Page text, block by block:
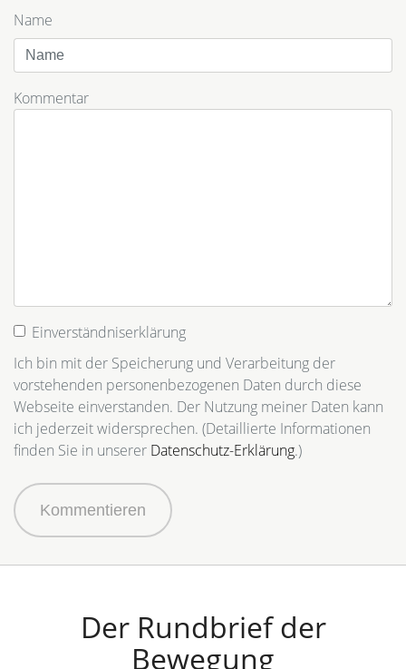
Name
Kommentar
Einverständniserklärung
Ich bin mit der Speicherung und Verarbeitung der
vorstehenden personenbezogenen Daten durch diese
Webseite einverstanden. Der Nutzung meiner Daten kann
ich jederzeit widersprechen. (Detaillierte Informationen
finden Sie in unserer Datenschutz-Erklärung.)
Kommentieren
Der Rundbrief der
Bewegung